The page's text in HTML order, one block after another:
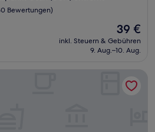
Bewertungen)
Der
Preis
beträgt
39 €
inkl. Steuern & Gebühren
9. Aug.–10. Aug.